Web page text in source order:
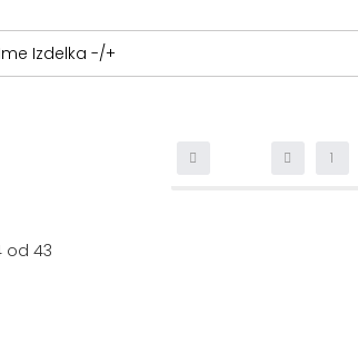
Izdelka -/+
1
od 43